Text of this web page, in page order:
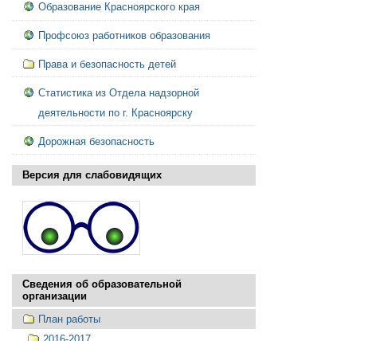
Образование Красноярского края
Профсоюз работников образования
Права и безопасность детей
Статистика из Отдела надзорной
деятельности по г. Красноярску
Дорожная безопасность
Версия для слабовидящих
Сведения об образовательной
организации
План работы